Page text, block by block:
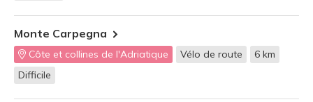
Monte Carpegna
Côte et collines de l'Adriatique Vélo de route
6 km
Difficile